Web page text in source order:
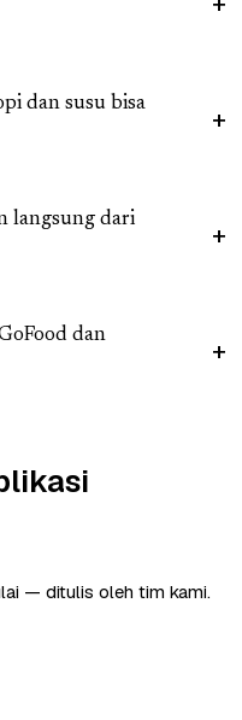
dan susu bisa
langsung dari
dan
— ditulis oleh tim kami.